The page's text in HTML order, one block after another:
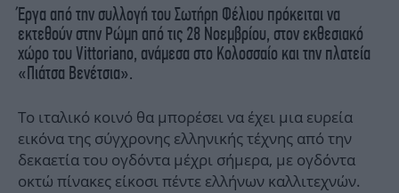
Έργα από την συλλογή του Σωτήρη Φέλιου πρόκειται να
εκτεθούν στην Ρώμη από τις 28 Νοεμβρίου, στον εκθεσιακό
χώρο του Vittoriano, ανάμεσα στο Κολοσσαίο και την πλατεία
«Πιάτσα Βενέτσια».
Το ιταλικό κοινό θα μπορέσει να έχει μια ευρεία
εικόνα της σύγχρονης ελληνικής τέχνης από την
δεκαετία του ογδόντα μέχρι σήμερα, με ογδόντα
οκτώ πίνακες είκοσι πέντε ελλήνων καλλιτεχνών.